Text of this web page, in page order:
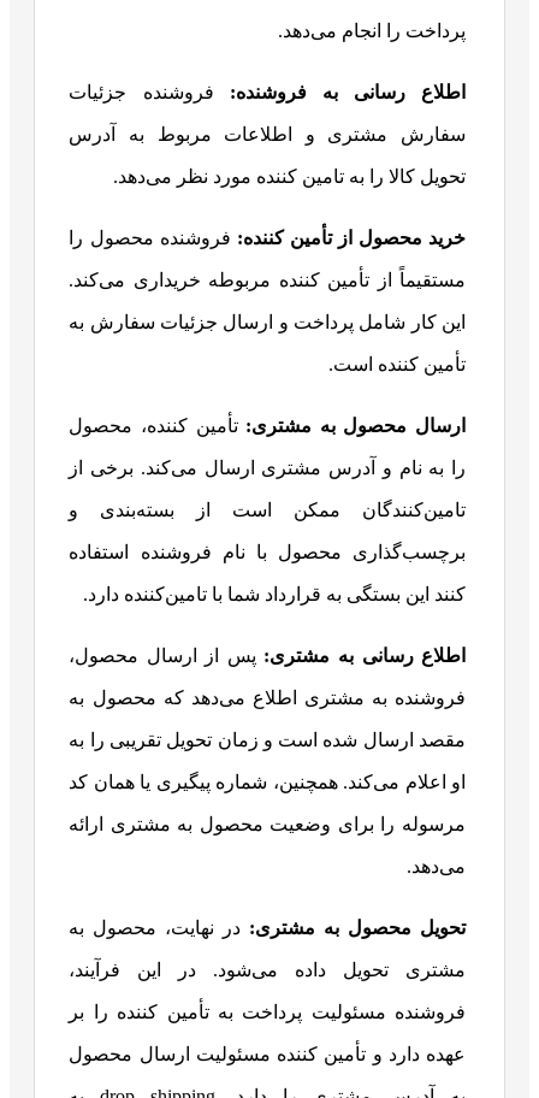
پرداخت را انجام می‌دهد.
اطلاع رسانی به فروشنده: فروشنده جزئیات
سفارش مشتری و اطلاعات مربوط به آدرس
تحویل کالا را به تامین کننده مورد نظر می‌دهد.
خرید محصول از تأمین کننده: فروشنده محصول را
مستقیماً از تأمین کننده مربوطه خریداری می‌کند.
این کار شامل پرداخت و ارسال جزئیات سفارش به
تأمین کننده است.
ارسال محصول به مشتری:تأمین کننده، محصول
را به نام و آدرس مشتری ارسال می‌کند. برخی از
تامین‌کنندگان ممکن است از بسته‌بندی و
برچسب‌گذاری محصول با نام فروشنده استفاده
کنند این بستگی به قرارداد شما با تامین‌کننده دارد.
اطلاع رسانی به مشتری: پس از ارسال محصول،
فروشنده به مشتری اطلاع می‌دهد که محصول به
مقصد ارسال شده است و زمان تحویل تقریبی را به
او اعلام می‌کند. همچنین، شماره پیگیری یا همان کد
مرسوله را برای وضعیت محصول به مشتری ارائه
می‌دهد.
تحویل محصول به مشتری: در نهایت، محصول به
مشتری تحویل داده می‌شود. در این فرآیند،
فروشنده مسئولیت پرداخت به تأمین کننده را بر
عهده دارد و تأمین کننده مسئولیت ارسال محصول